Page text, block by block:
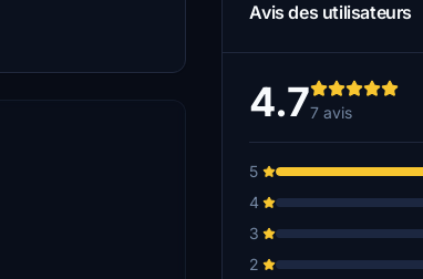
Avis des utilisateurs
4.77 avis
5
4
3
2